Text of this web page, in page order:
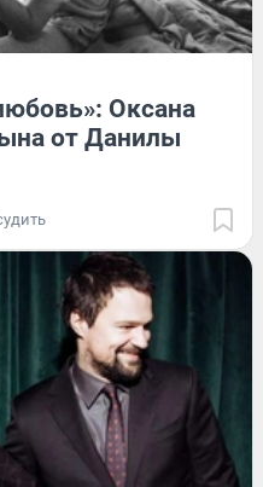
Оксана
от Данилы